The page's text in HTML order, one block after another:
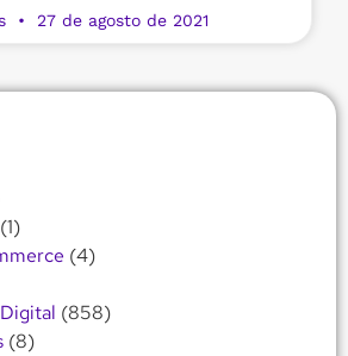
27 de agosto de 2021
(1)
(4)
(858)
(8)